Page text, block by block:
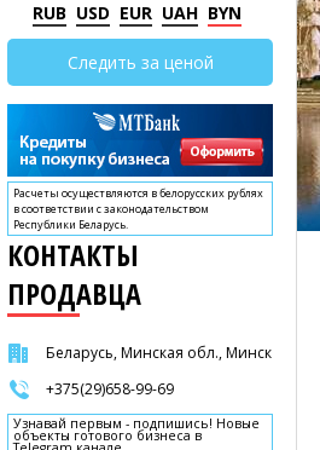
RUB USD EUR UAH BYN
Следить за ценой
Расчеты осуществляются в белорусских рублях
в соответствии с законодательством
Республики Беларусь.
КОНТАКТЫ
ПРОДАВЦА
Беларусь, Минская обл., Минск
+375(29)658-99-69
Узнавай первым - подпишись! Новые
объекты готового бизнеса в